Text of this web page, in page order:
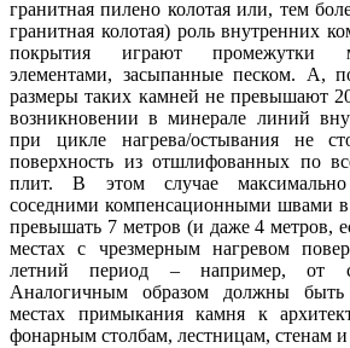
гранитная пилено колотая или, тем
гранитная колотая) роль внутренних
покрытия играют промежутки
элементами, засыпанные песком. А,
размеры таких камней не превышают
возникновении в минерале линий
при цикле нагрева/остывания не
поверхность из отшлифованных по
плит. В этом случае
соседними компенсационными швами
превышать 7 метров (и даже 4 метров,
местах с чрезмерным нагревом
летний период – например, от
Аналогичным образом должны
местах примыкания камня к
фонарным столбам, лестницам, стенам и